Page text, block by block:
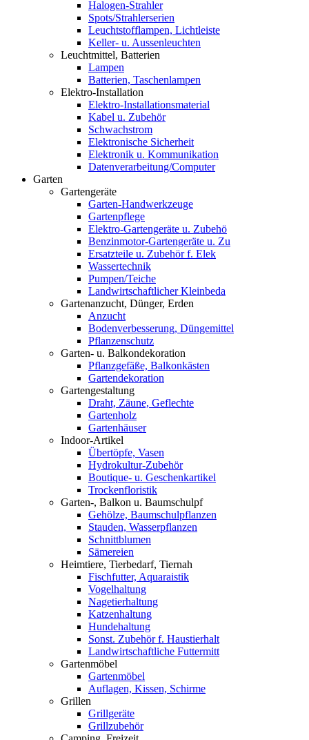
Halogen-Strahler
Spots/Strahlerserien
Leuchtstofflampen, Lichtleiste
Keller- u. Aussenleuchten
Leuchtmittel, Batterien
Lampen
Batterien, Taschenlampen
Elektro-Installation
Elektro-Installationsmaterial
Kabel u. Zubehör
Schwachstrom
Elektronische Sicherheit
Elektronik u. Kommunikation
Datenverarbeitung/Computer
Garten
Gartengeräte
Garten-Handwerkzeuge
Gartenpflege
Elektro-Gartengeräte u. Zubehö
Benzinmotor-Gartengeräte u. Zu
Ersatzteile u. Zubehör f. Elek
Wassertechnik
Pumpen/Teiche
Landwirtschaftlicher Kleinbeda
Gartenanzucht, Dünger, Erden
Anzucht
Bodenverbesserung, Düngemittel
Pflanzenschutz
Garten- u. Balkondekoration
Pflanzgefäße, Balkonkästen
Gartendekoration
Gartengestaltung
Draht, Zäune, Geflechte
Gartenholz
Gartenhäuser
Indoor-Artikel
Übertöpfe, Vasen
Hydrokultur-Zubehör
Boutique- u. Geschenkartikel
Trockenfloristik
Garten-, Balkon u. Baumschulpf
Gehölze, Baumschulpflanzen
Stauden, Wasserpflanzen
Schnittblumen
Sämereien
Heimtiere, Tierbedarf, Tiernah
Fischfutter, Aquaraistik
Vogelhaltung
Nagetierhaltung
Katzenhaltung
Hundehaltung
Sonst. Zubehör f. Haustierhalt
Landwirtschaftliche Futtermitt
Gartenmöbel
Gartenmöbel
Auflagen, Kissen, Schirme
Grillen
Grillgeräte
Grillzubehör